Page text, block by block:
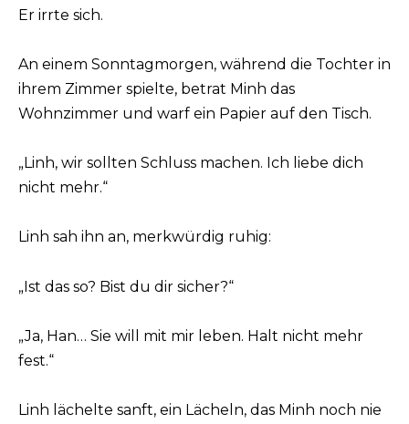
Er irrte sich.
An einem Sonntagmorgen, während die Tochter in
ihrem Zimmer spielte, betrat Minh das
Wohnzimmer und warf ein Papier auf den Tisch.
„Linh, wir sollten Schluss machen. Ich liebe dich
nicht mehr.“
Linh sah ihn an, merkwürdig ruhig:
„Ist das so? Bist du dir sicher?“
„Ja, Han… Sie will mit mir leben. Halt nicht mehr
fest.“
Linh lächelte sanft, ein Lächeln, das Minh noch nie